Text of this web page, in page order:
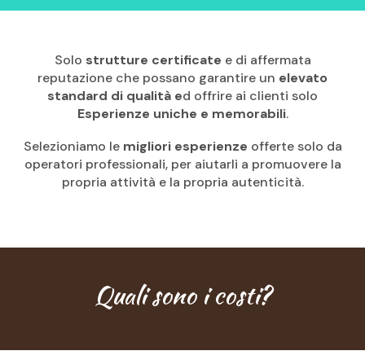
Solo strutture certificate e di affermata
reputazione che possano garantire un elevato
standard di qualità ed offrire ai clienti solo
Esperienze uniche e memorabili.
Selezioniamo le migliori esperienze offerte solo da
operatori professionali, per aiutarli a promuovere la
propria attività e la propria autenticità.
Quali sono i costi?